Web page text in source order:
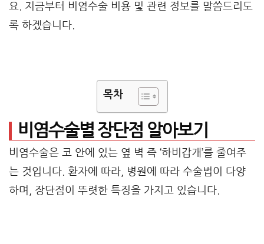
요. 지금부터 비염수술 비용 및 관련 정보를 말씀드리도
록 하겠습니다.
목차
비염수술별 장단점 알아보기
비염수술은 코 안에 있는 옆 벽 즉 ‘하비갑개’를 줄여주
는 것입니다. 환자에 따라, 병원에 따라 수술법이 다양
하며, 장단점이 뚜렷한 특징을 가지고 있습니다.